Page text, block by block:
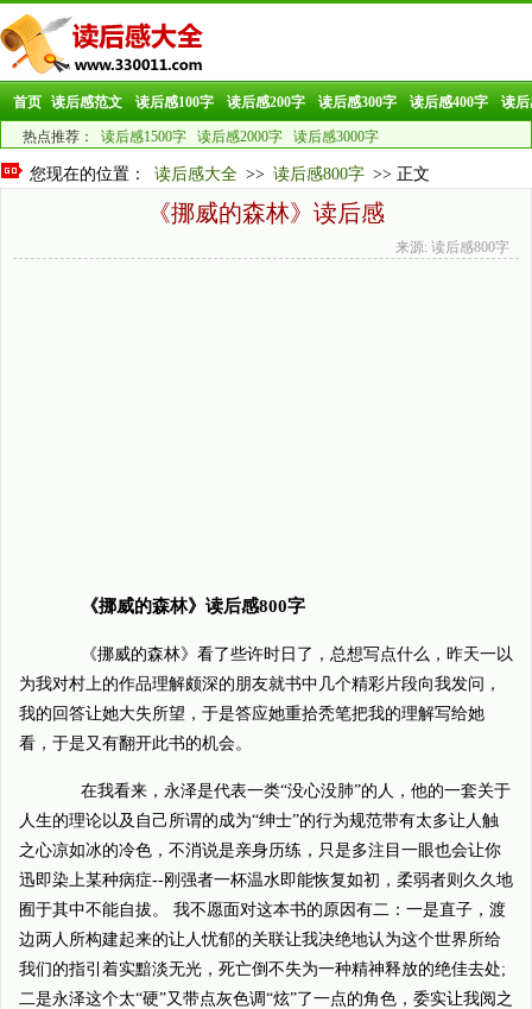
首页 读后感范文 读后感100字 读后感200字 读后感300字 读后感400字 读后
热点推荐： 读后感1500字 读后感2000字 读后感3000字
您现在的位置： 读后感大全 >> 读后感800字 >> 正文
《挪威的森林》读后感
来源: 读后感800字
《挪威的森林》读后感800字
《挪威的森林》看了些许时日了，总想写点什么，昨天一以
为我对村上的作品理解颇深的朋友就书中几个精彩片段向我发问，
我的回答让她大失所望，于是答应她重拾秃笔把我的理解写给她
看，于是又有翻开此书的机会。
在我看来，永泽是代表一类“没心没肺”的人，他的一套关于
人生的理论以及自己所谓的成为“绅士”的行为规范带有太多让人触
之心凉如冰的冷色，不消说是亲身历练，只是多注目一眼也会让你
迅即染上某种病症--刚强者一杯温水即能恢复如初，柔弱者则久久地
囿于其中不能自拔。 我不愿面对这本书的原因有二：一是直子，渡
边两人所构建起来的让人忧郁的关联让我决绝地认为这个世界所给
我们的指引着实黯淡无光，死亡倒不失为一种精神释放的绝佳去处;
二是永泽这个太“硬”又带点灰色调“炫”了一点的角色，委实让我阅之